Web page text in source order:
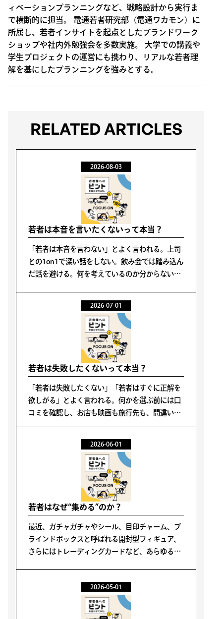
ィベーションプランニングなど、戦略設計から実行ま
で横断的に担当。 電通若者研究部（電通ワカモン）に
所属し、若者インサイトを起点としたブランドワーク
ショップや社内外勉強会を多数実施。 大学での講義や
学生プロジェクトの運営にも携わり、リアルな若者理
解を基にしたプランニングを強みとする。
RELATED ARTICLES
2026-08-03
若者は本音を言いたくないって本当？
「若者は本音を言わない」とよく言われる。上司
との1on1で深い話をしない。飲み会では踏み込ん
だ話を避ける。何を考えているのか分からないま
若者は本音を隠し、人と深く関わりたがらないよ
2026-07-01
若者は失敗したくないって本当？
「若者は失敗したくない」「若者はすぐに正解を
欲しがる」とよく言われる。何かを選ぶ前には口
コミを確認し、お店も映画も旅行先も、間違いな
さそうな選択肢の中から選ぶ。SNSには「買って
よかったもの○選」「○○の正直レビュー」とい
った情報が溢れ、正解らしき情報はすぐに見つか
2026-06-01
若者はなぜ“集める”のか？
最近、ガチャガチャやシール、目印チャーム、ブ
ラインドボックスと呼ばれる開封型フィギュア、
さらにはトレーディングカードなど、あらゆるも
2026-05-01